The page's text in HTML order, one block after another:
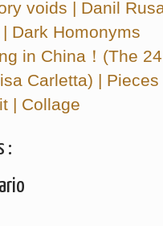
voids | Danil
Dark Homonyms
in China！(The
Carletta) | Pieces
| Collage
: